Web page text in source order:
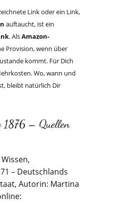
Link oder ein Link,
auftaucht, ist ein
. AlsAmazon-
Provision, wenn über
kommt. Für Dich
Wo, wann und
bleibt natürlich Dir
1876 – Quellen
– Deutschlands
Autorin: Martina